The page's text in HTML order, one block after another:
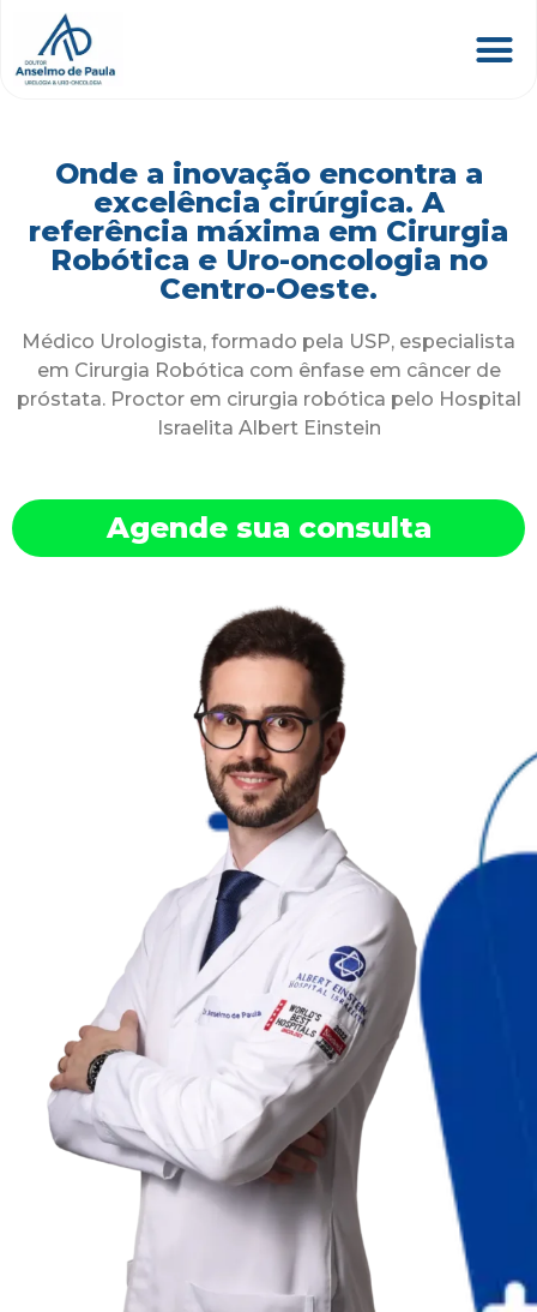
Onde a inovação encontra a
excelência cirúrgica. A
referência máxima em Cirurgia
Robótica e Uro-oncologia no
Centro-Oeste.
Médico Urologista, formado pela USP, especialista
em Cirurgia Robótica com ênfase em câncer de
próstata. Proctor em cirurgia robótica pelo Hospital
Israelita Albert Einstein
Agende sua consulta